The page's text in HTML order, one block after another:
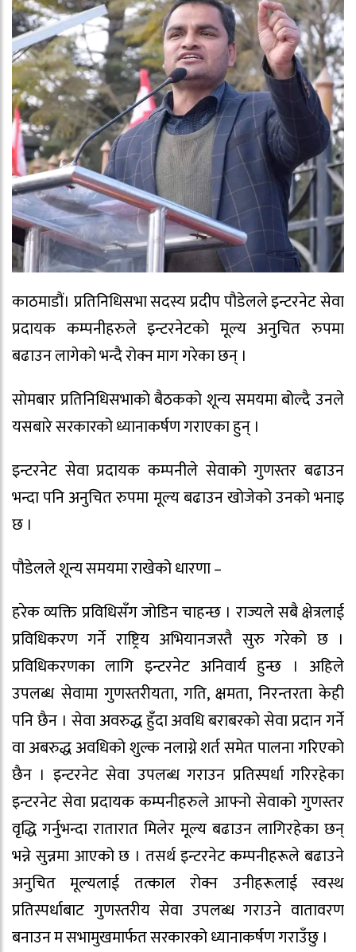
काठमाडौं। प्रतिनिधिसभा सदस्य प्रदीप पौडेलले इन्टरनेट सेवा
प्रदायक कम्पनीहरुले इन्टरनेटको मूल्य अनुचित रुपमा
बढाउन लागेको भन्दै रोक्न माग गरेका छन् ।
सोमबार प्रतिनिधिसभाको बैठकको शून्य समयमा बोल्दै उनले
यसबारे सरकारको ध्यानाकर्षण गराएका हुन् ।
इन्टरनेट सेवा प्रदायक कम्पनीले सेवाको गुणस्तर बढाउन
भन्दा पनि अनुचित रुपमा मूल्य बढाउन खोजेको उनको भनाइ
छ ।
पौडेलले शून्य समयमा राखेको धारणा –
हरेक व्यक्ति प्रविधिसँग जोडिन चाहन्छ । राज्यले सबै क्षेत्रलाई
प्रविधिकरण गर्ने राष्ट्रिय अभियानजस्तै सुरु गरेको छ ।
प्रविधिकरणका लागि इन्टरनेट अनिवार्य हुन्छ । अहिले
उपलब्ध सेवामा गुणस्तरीयता, गति, क्षमता, निरन्तरता केही
पनि छैन । सेवा अवरुद्ध हुँदा अवधि बराबरको सेवा प्रदान गर्ने
वा अबरुद्ध अवधिको शुल्क नलाग्ने शर्त समेत पालना गरिएको
छैन । इन्टरनेट सेवा उपलब्ध गराउन प्रतिस्पर्धा गरिरहेका
इन्टरनेट सेवा प्रदायक कम्पनीहरुले आफ्नो सेवाको गुणस्तर
वृद्धि गर्नुभन्दा रातारात मिलेर मूल्य बढाउन लागिरहेका छन्
भन्ने सुन्नमा आएको छ । तसर्थ इन्टरनेट कम्पनीहरूले बढाउने
अनुचित मूल्यलाई तत्काल रोक्न उनीहरूलाई स्वस्थ
प्रतिस्पर्धाबाट गुणस्तरीय सेवा उपलब्ध गराउने वातावरण
बनाउन म सभामुखमार्फत सरकारको ध्यानाकर्षण गराउँछु ।